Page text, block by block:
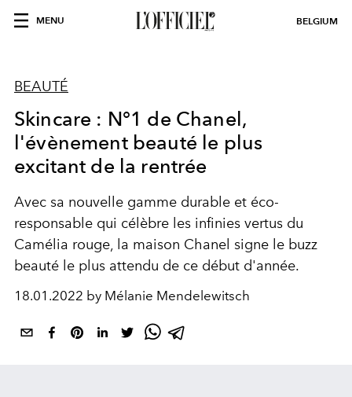
MENU BELGIUM
BEAUTÉ
Skincare : N°1 de Chanel,
l'évènement beauté le plus
excitant de la rentrée
Avec sa nouvelle gamme durable et éco-
responsable qui célèbre les infinies vertus du
Camélia rouge, la maison Chanel signe le buzz
beauté le plus attendu de ce début d'année.
18.01.2022 by Mélanie Mendelewitsch